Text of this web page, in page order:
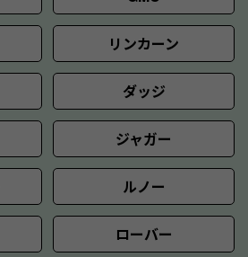
リンカーン
ダッジ
ジャガー
ルノー
ローバー